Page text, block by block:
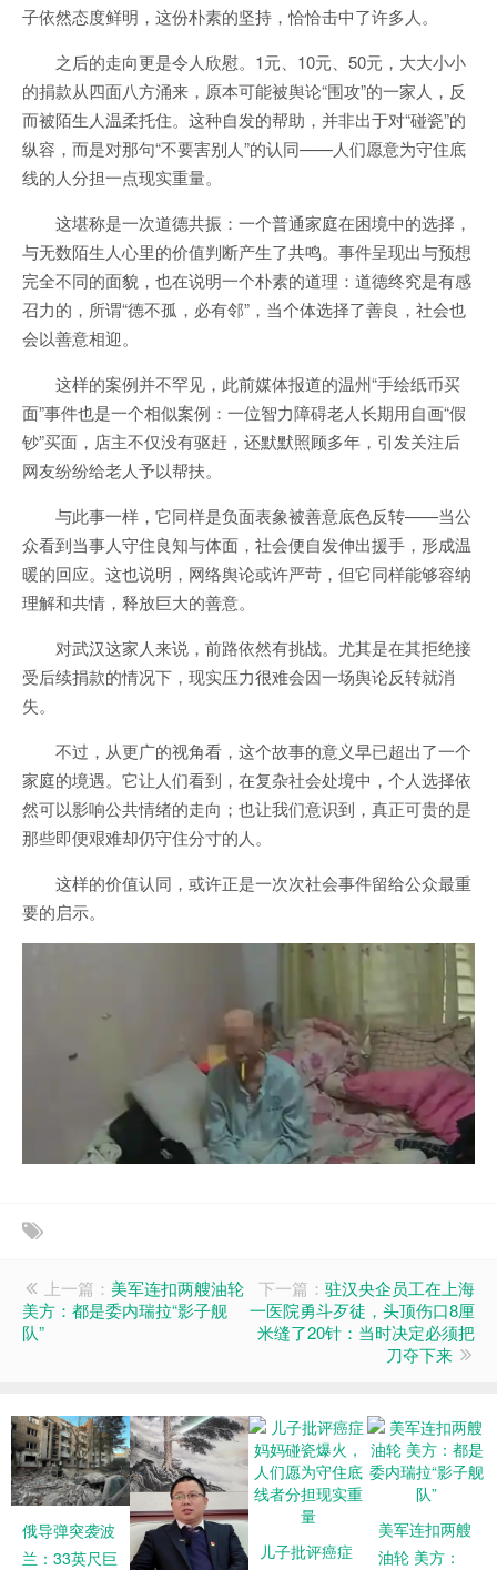
子依然态度鲜明，这份朴素的坚持，恰恰击中了许多人。
之后的走向更是令人欣慰。1元、10元、50元，大大小小
的捐款从四面八方涌来，原本可能被舆论“围攻”的一家人，反
而被陌生人温柔托住。这种自发的帮助，并非出于对“碰瓷”的
纵容，而是对那句“不要害别人”的认同——人们愿意为守住底
线的人分担一点现实重量。
这堪称是一次道德共振：一个普通家庭在困境中的选择，
与无数陌生人心里的价值判断产生了共鸣。事件呈现出与预想
完全不同的面貌，也在说明一个朴素的道理：道德终究是有感
召力的，所谓“德不孤，必有邻”，当个体选择了善良，社会也
会以善意相迎。
这样的案例并不罕见，此前媒体报道的温州“手绘纸币买
面”事件也是一个相似案例：一位智力障碍老人长期用自画“假
钞”买面，店主不仅没有驱赶，还默默照顾多年，引发关注后
网友纷纷给老人予以帮扶。
与此事一样，它同样是负面表象被善意底色反转——当公
众看到当事人守住良知与体面，社会便自发伸出援手，形成温
暖的回应。这也说明，网络舆论或许严苛，但它同样能够容纳
理解和共情，释放巨大的善意。
对武汉这家人来说，前路依然有挑战。尤其是在其拒绝接
受后续捐款的情况下，现实压力很难会因一场舆论反转就消
失。
不过，从更广的视角看，这个故事的意义早已超出了一个
家庭的境遇。它让人们看到，在复杂社会处境中，个人选择依
然可以影响公共情绪的走向；也让我们意识到，真正可贵的是
那些即便艰难却仍守住分寸的人。
这样的价值认同，或许正是一次次社会事件留给公众最重
要的启示。
上一篇： 美军连扣两艘油轮
美方：都是委内瑞拉“影子舰
队”
下一篇： 驻汉央企员工在上海
一医院勇斗歹徒，头顶伤口8厘
米缝了20针：当时决定必须把
刀夺下来
俄导弹突袭波
兰：33英尺巨
儿子批评癌症
美军连扣两艘
油轮 美方：